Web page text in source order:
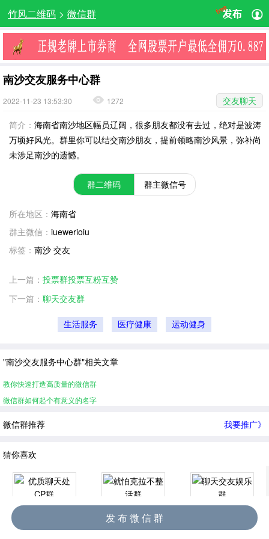
竹风二维码 > 微信群
南沙交友服务中心群
2022-11-23 13:53:30 1272
交友聊天
简介： 海南省南沙地区幅员辽阔，很多朋友都没有去过，绝对是波涛
万顷好风光。群里你可以结交南沙朋友，提前领略南沙风景，弥补尚
未涉足南沙的遗憾。
群二维码 群主微信号
所在地区： 海南省
群主微信： iuewerioiu
标签： 南沙 交友
上一篇： 投票群投票互粉互赞
下一篇： 聊天交友群
生活服务 医疗健康 运动健身
"南沙交友服务中心群"相关文章
教你快速打造高质量的微信群
微信群如何起个有意义的名字
微信群推荐 我要推广》
猜你喜欢
发 布 微 信 群